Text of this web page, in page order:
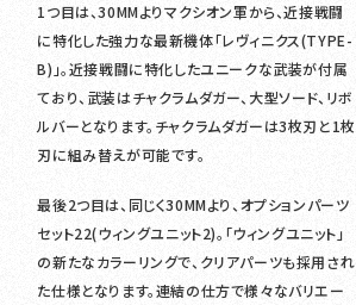
1つ目は、30MMよりマクシオン軍から、近接戦闘
に特化した強力な最新機体「レヴィニクス(TYPE-
B)」。近接戦闘に特化したユニークな武装が付属
ており、武装はチャクラムダガー、大型ソード、リボ
ルバーとなります。チャクラムダガーは3枚刃と1枚
刃に組み替えが可能です。
最後2つ目は、同じく30MMより、オプションパーツ
セット22(ウィングユニット2)。「ウィングユニット」
の新たなカラーリングで、クリアパーツも採用され
た仕様となります。連結の仕方で様々なバリエー